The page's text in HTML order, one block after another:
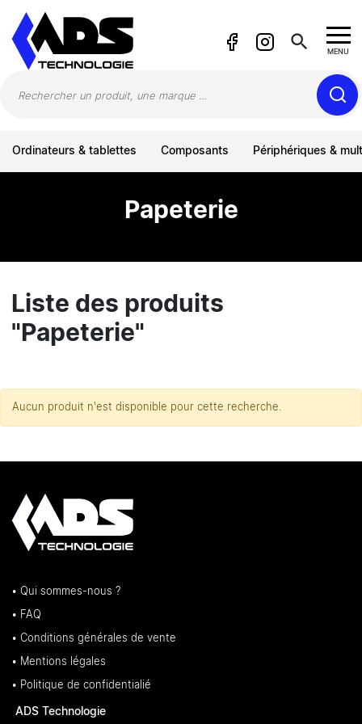
search MENU
Ordinateurs & tablettes Composants Périphériques &
Papeterie
Liste des produits
"Papeterie"
Aucun produit n'est disponible pour cette recherche.
• Qui sommes-nous ?
• FAQ
• Conditions générales de vente
• Mentions légales
• Politique de confidentialié
ADS Technologie